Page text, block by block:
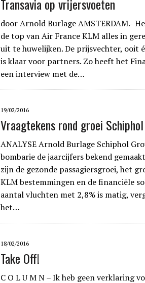
Transavia op vrijersvoeten
door Arnold Burlage AMSTERDAM.-
de top van Air France KLM alles in
uit te huwelijken. De prijsvechter, ooit
is klaar voor partners. Zo heeft het
een interview met de…
19/02/2016
Vraagtekens rond groei Schiphol
ANALYSE Arnold Burlage Schiphol
bombarie de jaarcijfers bekend
zijn de gezonde passagiersgroei, het
KLM bestemmingen en de financiële
aantal vluchten met 2,8% is matig,
het…
18/02/2016
Take Off!
C O L U M N – Ik heb geen verklaring